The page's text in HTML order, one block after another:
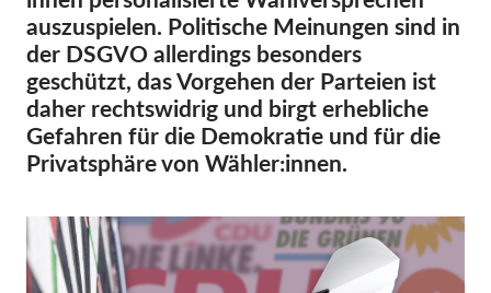
Member Login
Über uns
Team
Jahresberichte
Jobs
Verbandsklagen
auszuspielen. Politische Meinungen sind in
der DSGVO allerdings besonders
geschützt, das Vorgehen der Parteien ist
daher rechtswidrig und birgt erhebliche
Gefahren für die Demokratie und für die
Privatsphäre von Wähler:innen.